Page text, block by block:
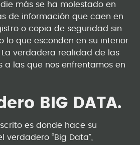
más se ha molestado en
de información que caen en
o copia de seguridad sin
lo que esconden en su interior
verdadera realidad de las
a las que nos enfrentamos en
BIG DATA.
es donde hace su
“Big Data”,